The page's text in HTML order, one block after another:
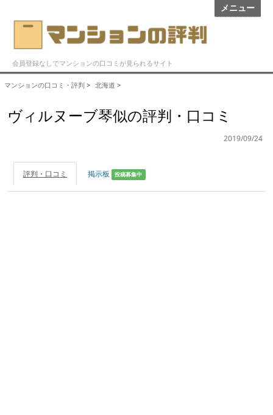
メニュー
会員登録なしでマンションの口コミが見られるサイト
マンションの口コミ・評判 > 北海道 >
ヴィルヌーブ琴似の評判・口コミ
2019/09/24
評判・口コミ 掲示板 投稿募集中